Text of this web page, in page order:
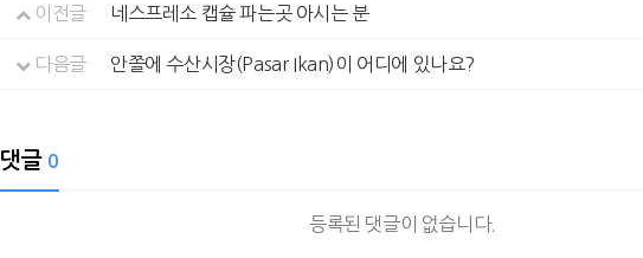
이전글 네스프레소 캡슐 파는곳 아시는 분
다음글 안쫄에 수산시장(Pasar Ikan)이 어디에 있나요?
댓글 0
등록된 댓글이 없습니다.